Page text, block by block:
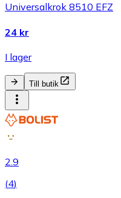
Universalkrok 8510 EFZ
24 kr
I lager
Till butik
2.9
(4)